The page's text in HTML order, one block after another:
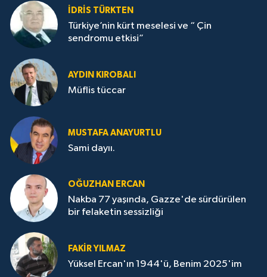
İDRİS TÜRKTEN
Türkiye’nin kürt meselesi ve “ Çin
sendromu etkisi”
AYDIN KIROBALI
Müflis tüccar
MUSTAFA ANAYURTLU
Sami dayıı.
OĞUZHAN ERCAN
Nakba 77 yaşında, Gazze'de sürdürülen
bir felaketin sessizliği
FAKİR YILMAZ
Yüksel Ercan'ın 1944'ü, Benim 2025'im